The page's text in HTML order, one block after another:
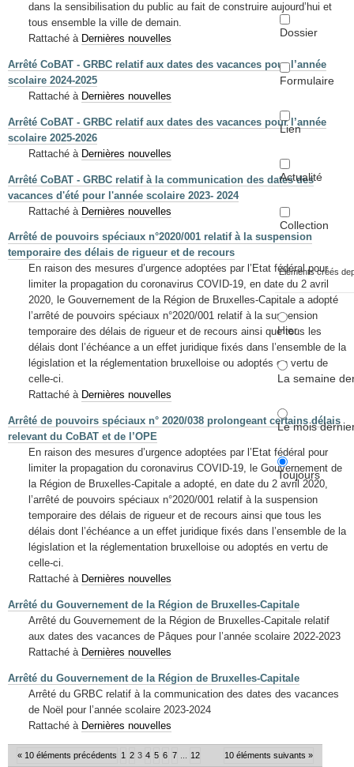
Dossier
Formulaire
Lien
Actualité
Collection
Éléments créés
Hier
La semaine
Le mois
Toujours
dans la sensibilisation du public au fait de construire aujourd’hui et
tous ensemble la ville de demain.
Rattaché à Dernières nouvelles
Arrêté CoBAT - GRBC relatif aux dates des vacances pour l’année
scolaire 2024-2025
Rattaché à Dernières nouvelles
Arrêté CoBAT - GRBC relatif aux dates des vacances pour l’année
scolaire 2025-2026
Rattaché à Dernières nouvelles
Arrêté CoBAT - GRBC relatif à la communication des dates des
vacances d'été pour l'année scolaire 2023- 2024
Rattaché à Dernières nouvelles
Arrêté de pouvoirs spéciaux n°2020/001 relatif à la suspension
temporaire des délais de rigueur et de recours
En raison des mesures d’urgence adoptées par l’Etat fédéral pour
limiter la propagation du coronavirus COVID-19, en date du 2 avril
2020, le Gouvernement de la Région de Bruxelles-Capitale a adopté
l’arrêté de pouvoirs spéciaux n°2020/001 relatif à la suspension
temporaire des délais de rigueur et de recours ainsi que tous les
délais dont l’échéance a un effet juridique fixés dans l’ensemble de la
législation et la réglementation bruxelloise ou adoptés en vertu de
celle-ci.
Rattaché à Dernières nouvelles
Arrêté de pouvoirs spéciaux n° 2020/038 prolongeant certains délais
relevant du CoBAT et de l’OPE
En raison des mesures d’urgence adoptées par l’Etat fédéral pour
limiter la propagation du coronavirus COVID-19, le Gouvernement de
la Région de Bruxelles-Capitale a adopté, en date du 2 avril 2020,
l’arrêté de pouvoirs spéciaux n°2020/001 relatif à la suspension
temporaire des délais de rigueur et de recours ainsi que tous les
délais dont l’échéance a un effet juridique fixés dans l’ensemble de la
législation et la réglementation bruxelloise ou adoptés en vertu de
celle-ci.
Rattaché à Dernières nouvelles
Arrêté du Gouvernement de la Région de Bruxelles-Capitale
Arrêté du Gouvernement de la Région de Bruxelles-Capitale relatif
aux dates des vacances de Pâques pour l’année scolaire 2022-2023
Rattaché à Dernières nouvelles
Arrêté du Gouvernement de la Région de Bruxelles-Capitale
Arrêté du GRBC relatif à la communication des dates des vacances
de Noël pour l’année scolaire 2023-2024
Rattaché à Dernières nouvelles
« 10 éléments précédents 10 éléments suivants »
1 2 3 4 5 6 7 12